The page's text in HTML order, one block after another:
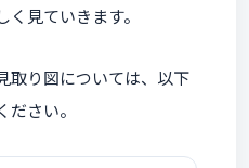
見ていきます。
取り図については、以下
さい。